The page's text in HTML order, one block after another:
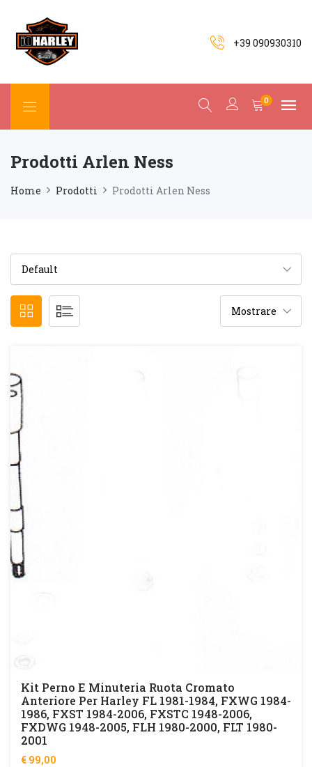
+39 090930310
0
Prodotti Arlen Ness
Home Prodotti Prodotti Arlen Ness
Kit Perno E Minuteria Ruota Cromato
Anteriore Per Harley FL 1981-1984, FXWG 1984-
1986, FXST 1984-2006, FXSTC 1948-2006,
FXDWG 1948-2005, FLH 1980-2000, FLT 1980-
2001
€ 99,00